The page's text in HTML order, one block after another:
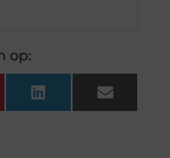
op:
LinkedIn Email